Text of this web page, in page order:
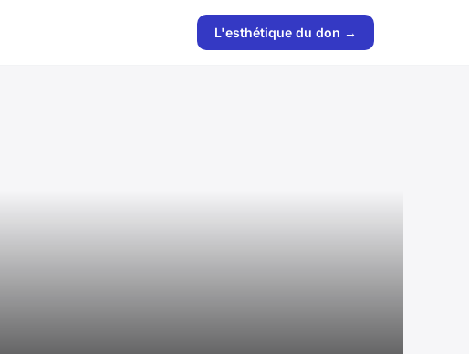
L'esthétique du don →